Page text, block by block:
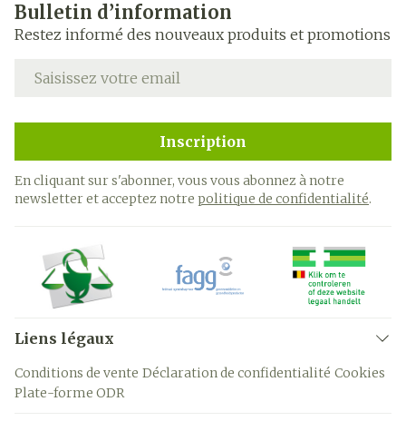
Bulletin d’information
Restez informé des nouveaux produits et promotions
Adresse mail
Inscription
En cliquant sur s'abonner, vous vous abonnez à notre
newsletter et acceptez notre politique de confidentialité.
Liens légaux
Conditions de vente Déclaration de confidentialité Cookies
Plate-forme ODR